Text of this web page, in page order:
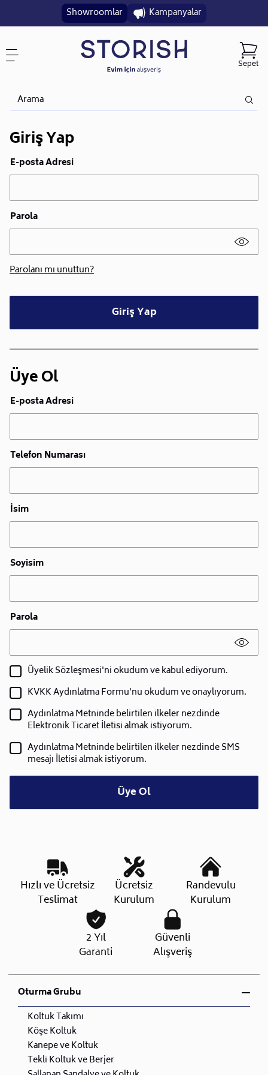
Showroomlar Kampanyalar
Sepet
Giriş Yap
E-posta Adresi
Parola
Parolanı mı unuttun?
Giriş Yap
Üye Ol
E-posta Adresi
Telefon Numarası
İsim
Soyisim
Parola
Üyelik Sözleşmesi'ni okudum ve kabul ediyorum.
KVKK Aydınlatma Formu'nu okudum ve onaylıyorum.
Aydınlatma Metninde belirtilen ilkeler nezdinde
Elektronik Ticaret İletisi almak istiyorum.
Aydınlatma Metninde belirtilen ilkeler nezdinde SMS
mesajı İletisi almak istiyorum.
Üye Ol
Hızlı ve Ücretsiz
Teslimat
Ücretsiz
Kurulum
Randevulu
Kurulum
2 Yıl
Garanti
Güvenli
Alışveriş
Oturma Grubu
Koltuk Takımı
Köşe Koltuk
Kanepe ve Koltuk
Tekli Koltuk ve Berjer